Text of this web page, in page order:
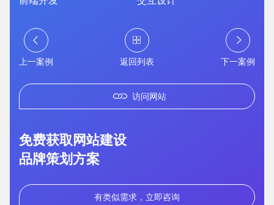
上一案例 返回列表 下一案例
访问网站
免费获取网站建设
品牌策划方案
有类似需求，立即咨询
您的预算 1万以内 1万-3万 3万-5万